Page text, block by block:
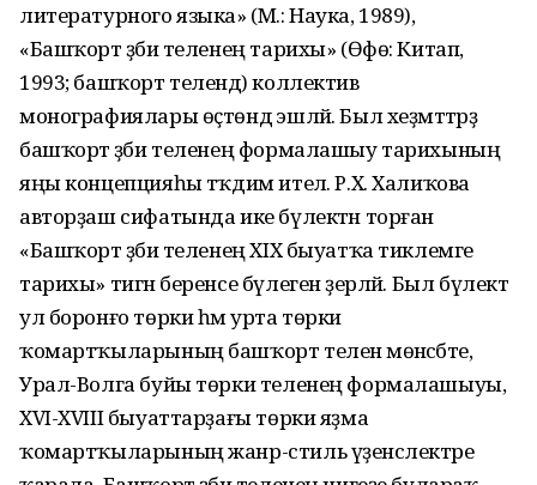
литературного языка» (М.: Наука, 1989),
«Башҡорт әҙәби теленең тарихы» (Өфө: Китап,
1993; башҡорт телендә) коллектив
монографиялары өҫтөндә эшләй. Был хеҙмәттәрҙә
башҡорт әҙәби теленең формалашыу тарихының
яңы концепцияһы тәҡдим ителә. Р.Х. Халиҡова
авторҙаш сифатында ике бүлектән торған
«Башҡорт әҙәби теленең XIX быуатҡа тиклемге
тарихы» тигән беренсе бүлеген әҙерләй. Был бүлектә
ул боронғо төрки һәм урта төрки
ҡомартҡыларының башҡорт теленә мөнәсәбәте,
Урал-Волга буйы төрки теленең формалашыуы,
XVI-XVIII быуаттарҙағы төрки яҙма
ҡомартҡыларының жанр-стиль үҙенсәлектәре